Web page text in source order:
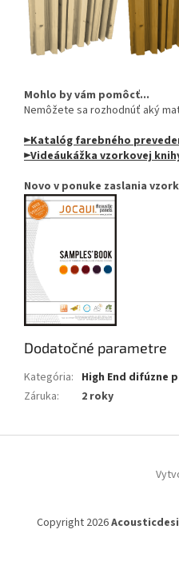
Mohlo by vám pomôcť...
Nemôžete sa rozhodnúť aký
►Katalóg farebného
►Videáukážka vzorkovej
Novo v ponuke zaslania
Dodatočné parametre
Kategória: High End difúzne
Záruka: 2 roky
Copyright 2026